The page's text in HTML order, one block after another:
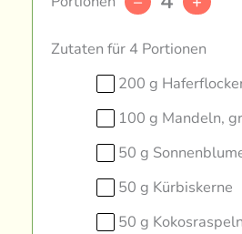
Zutaten für 4 Portionen
200 g
100 g Mandeln,
50 g
50 g Kürbiskerne
50 g Kokosraspeln